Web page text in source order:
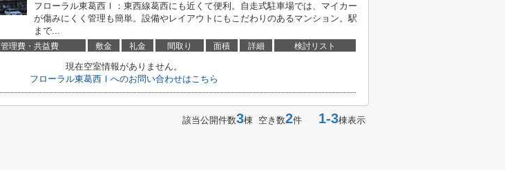
フローラル東葛西Ⅰ：東西線葛西にも近くて便利。自走式駐車場では、マイカー
が傷みにくく管理も簡単。設備やレイアウトにもこだわりのあるマンション。駅
まで...
管理費・共益費 敷金 礼金 間取り 面積 詳細 検討リスト
現在空室情報がありません。
フローラル東葛西Ⅰへのお問い合わせはこちら
該当公開件数3棟 空き数2件 1-3棟表示